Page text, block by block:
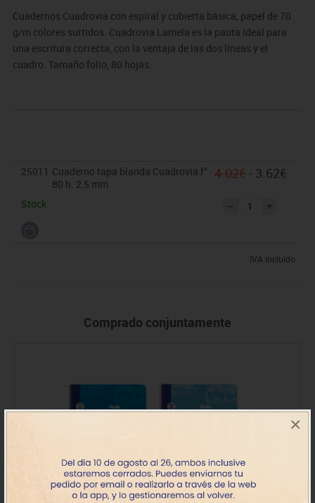
×
Cuadernos Cuadrovia con espiral y cubierta básica, papel de 70
g/m colores surtidos. Cuadrovia Lamela es la pauta ideal para
una escritura correcta, con la ventaja de las dos líneas y el
cuadro. Tamaño folio, 80 hojas.
25011 Cuaderno tapa blanda Cuadrovia f°
80 h. 2,5 mm
Stock
4.02€- 3.62€
IVA incluido
Comprado conjuntamente